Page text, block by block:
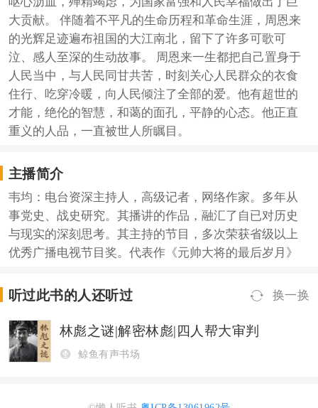
大贡献。 伴随着不平凡的生命历程和革命生涯，周恩来
的光辉足迹遍布祖国的大江南北，留下了许多可歌可
泣、感人至深的生动故事。 周恩来一生都把自己置身于
人民当中，与人民同甘共苦，时刻关心人民群众的衣食
住行、吃穿冷暖，向人民倾注了全部的爱。他有超世的
才能，绝伦的智慧，和蔼的面孔，平静的心态。他正直
重义的人品，一直被世人所瞩目。
主播简介
韦均：电台资深主持人，高级记者，网络作家。多年从
事党史、战史研究。其播讲的作品，融汇了自已对历史
与现实的深刻思考。其主持的节目，多次荣获省级以上
优秀广播电视节目奖。代表作《元帅大将的最后岁月》
听过此书的人还听过 换一换
林彪之谜|解密林彪|四人帮大审判
鲸鱼有声书场